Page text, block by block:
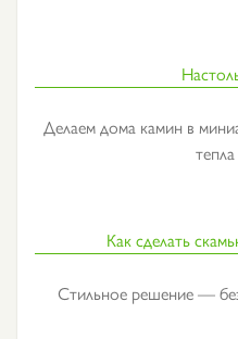
Делаем дома камин в
Как сделать
Стильное решение —